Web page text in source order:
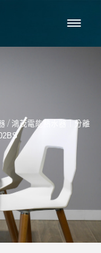
/ 鴻茂電能熱水器｜分離